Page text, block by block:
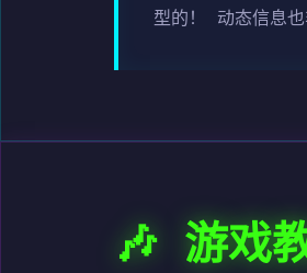
型的！ 动态信息
🎶 游戏